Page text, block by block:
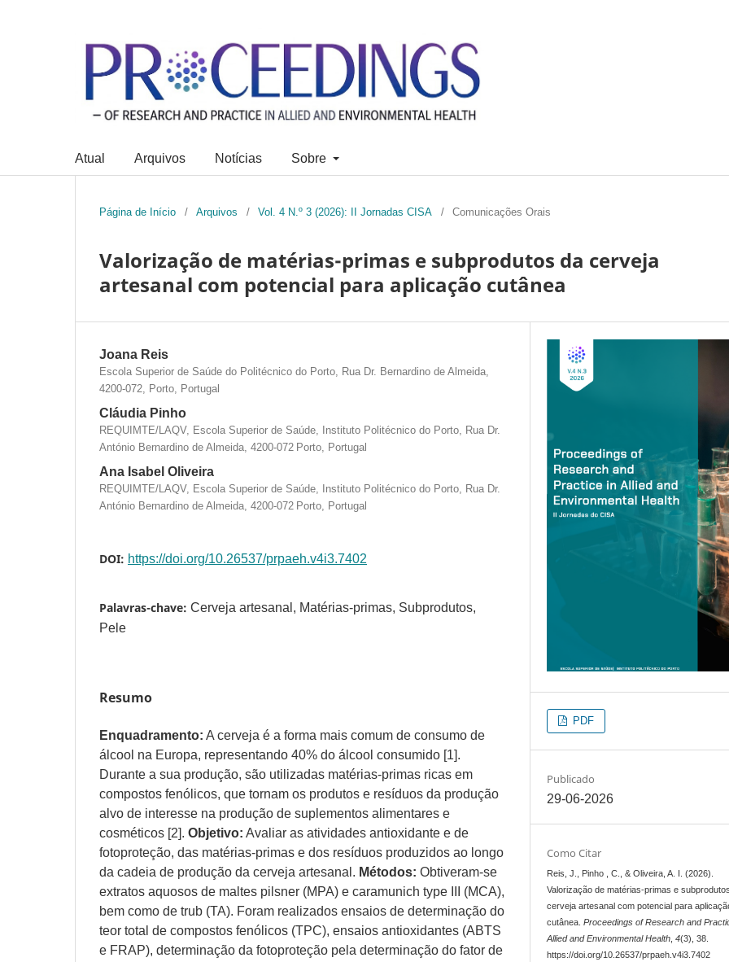
Atual Arquivos Notícias Sobre
Página de Início / Arquivos / Vol. 4 N.º 3 (2026): II Jornadas CISA / Comunicações Orais
Valorização de matérias-primas e subprodutos da cerveja
artesanal com potencial para aplicação cutânea
Joana Reis
Escola Superior de Saúde do Politécnico do Porto, Rua Dr. Bernardino de Almeida,
4200-072, Porto, Portugal
Cláudia Pinho
REQUIMTE/LAQV, Escola Superior de Saúde, Instituto Politécnico do Porto, Rua Dr.
António Bernardino de Almeida, 4200-072 Porto, Portugal
Ana Isabel Oliveira
REQUIMTE/LAQV, Escola Superior de Saúde, Instituto Politécnico do Porto, Rua Dr.
António Bernardino de Almeida, 4200-072 Porto, Portugal
DOI: https://doi.org/10.26537/prpaeh.v4i3.7402
Palavras-chave: Cerveja artesanal, Matérias-primas, Subprodutos,
Pele
Resumo
Enquadramento: A cerveja é a forma mais comum de consumo de
álcool na Europa, representando 40% do álcool consumido [1].
Durante a sua produção, são utilizadas matérias-primas ricas em
compostos fenólicos, que tornam os produtos e resíduos da produção
alvo de interesse na produção de suplementos alimentares e
cosméticos [2]. Objetivo: Avaliar as atividades antioxidante e de
fotoproteção, das matérias-primas e dos resíduos produzidos ao longo
da cadeia de produção da cerveja artesanal. Métodos: Obtiveram-se
extratos aquosos de maltes pilsner (MPA) e caramunich type III (MCA),
bem como de trub (TA). Foram realizados ensaios de determinação do
teor total de compostos fenólicos (TPC), ensaios antioxidantes (ABTS
e FRAP), determinação da fotoproteção pela determinação do fator de
PDF
Publicado
29-06-2026
Como Citar
Reis, J., Pinho , C., & Oliveira, A. I. (2026).
Valorização de matérias-primas e
cerveja artesanal com potencial para
cutânea.Proceedings of Research and
Allied and Environmental Health ,4(3), 38.
https://doi.org/10.26537/prpaeh.v4i3.7402